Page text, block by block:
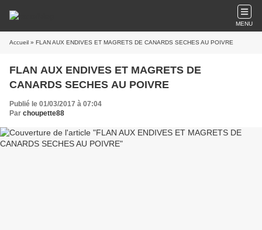
MENU
Accueil » FLAN AUX ENDIVES ET MAGRETS DE CANARDS SECHES AU POIVRE
FLAN AUX ENDIVES ET MAGRETS DE
CANARDS SECHES AU POIVRE
Publié le 01/03/2017 à 07:04
Par choupette88